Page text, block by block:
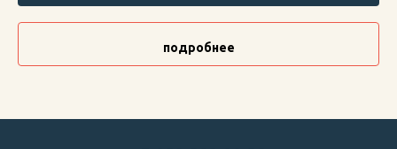
подробнее